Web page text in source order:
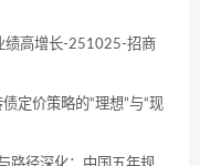
绩高增长-251025-招商
定价策略的“理想”与“现